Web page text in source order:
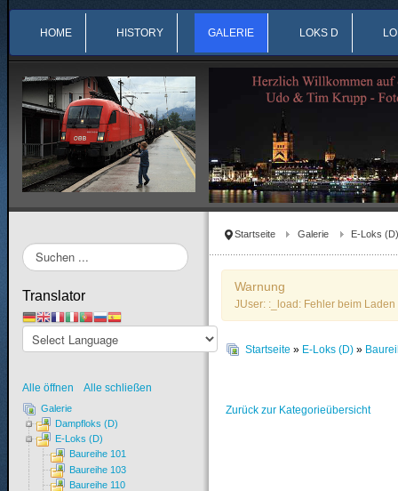
HOME HISTORY GALERIE LOKS D
Startseite Galerie E-Loks (D)
Warnung
JUser: :_load: Fehler beim
Startseite » E-Loks (D) »
Zurück zur Kategorieübersicht
Suchen
...
Translator
Alle öffnen Alle schließen
Galerie
Dampfloks (D)
E-Loks (D)
Baureihe 101
Baureihe 103
Baureihe 110